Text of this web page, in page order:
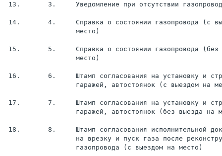
13.       3.     Уведомление при отсутствии
14.       4.     Справка о состоянии газопровода (с
                  место)
15.       5.     Справка о состоянии газопровода (без
                  место)
16.       6.     Штамп согласования на установку и
гаражей, автостоянок (с выездом на
17.       7.     Штамп согласования на установку и
гаражей, автостоянок (без выезда на
18.       8.     Штамп согласования исполнительной
на врезку и пуск газа после
                  газопровода (с выездом на место)